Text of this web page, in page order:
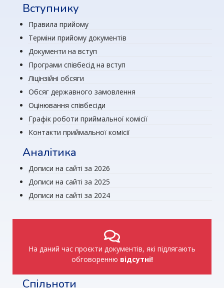
Вступнику
Правила прийому
Терміни прийому документів
Документи на вступ
Програми співбесід на вступ
Ліцінзійні обсяги
Обсяг державного замовлення
Оцінювання співбесіди
Графік роботи приймальної комісії
Контакти приймальної комісії
Аналітика
Дописи на сайті за 2026
Дописи на сайті за 2025
Дописи на сайті за 2024
На даний час проєкти документів, які підлягають
обговоренню відсутні!
Спільноти